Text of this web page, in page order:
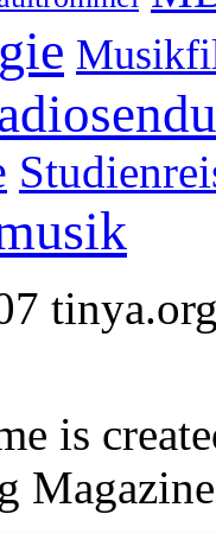
is
Magazine